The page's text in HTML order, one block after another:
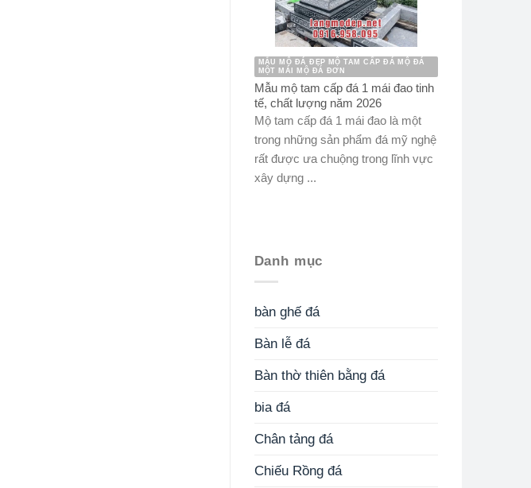
MẪU MỘ ĐÁ ĐẸP MỘ TAM CẤP ĐÁ MỘ ĐÁ
MỘT MÁI MỘ ĐÁ ĐƠN
Mẫu mộ tam cấp đá 1 mái đao tinh
tế, chất lượng năm 2026
Mộ tam cấp đá 1 mái đao là một
trong những sản phẩm đá mỹ nghệ
rất được ưa chuộng trong lĩnh vực
xây dựng ...
Danh mục
bàn ghế đá
Bàn lễ đá
Bàn thờ thiên bằng đá
bia đá
Chân tảng đá
Chiếu Rồng đá